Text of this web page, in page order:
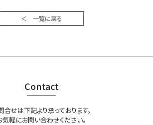
＜ 一覧に戻る
Contact
合せは下記より承っております。
気軽にお問い合わせください。